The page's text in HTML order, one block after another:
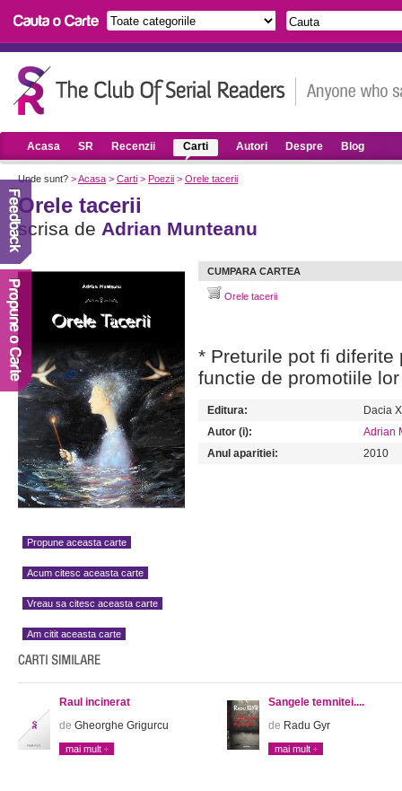
Acasa SR Recenzii Carti Autori Despre Blog
Unde sunt? >Acasa > Carti > Poezii > Orele tacerii
Orele tacerii
scrisa de Adrian Munteanu
Propune aceasta carte
Acum citesc aceasta carte
Vreau sa citesc aceasta carte
Am citit aceasta carte
CUMPARA CARTEA
Orele tacerii
* Preturile pot fi
functie de promotiile
Editura:
Dacia
Autor (i):
Adrian
Anul aparitiei:
2010
Raul incinerat
de Gheorghe Grigurcu
mai mult
Sangele temnitei....
de Radu Gyr
mai mult